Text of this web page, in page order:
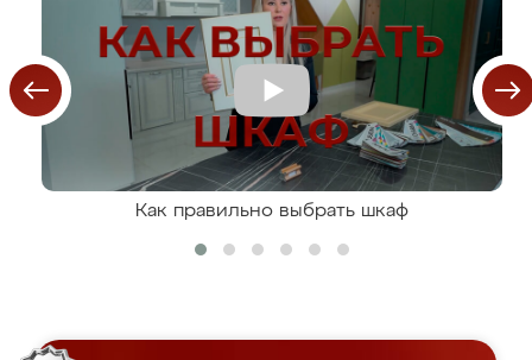
Как правильно выбрать шкаф